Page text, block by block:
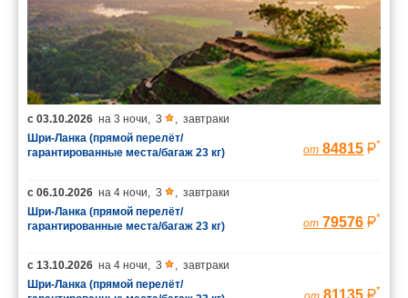
с 03.10.2026 на 3 ночи, 3 , завтраки
Шри-Ланка (прямой перелёт/
гарантированные места/багаж 23 кг)
от 84815 *
с 06.10.2026 на 4 ночи, 3 , завтраки
Шри-Ланка (прямой перелёт/
гарантированные места/багаж 23 кг)
от 79576 *
с 13.10.2026 на 4 ночи, 3 , завтраки
Шри-Ланка (прямой перелёт/
*